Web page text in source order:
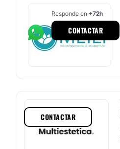
Responde en +72h
CONTACTAR
CONTACTAR